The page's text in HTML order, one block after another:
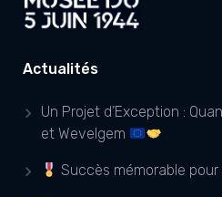
Actualités
Un Projet d’Exception :
et Wevelgem
Succès mémorable pour